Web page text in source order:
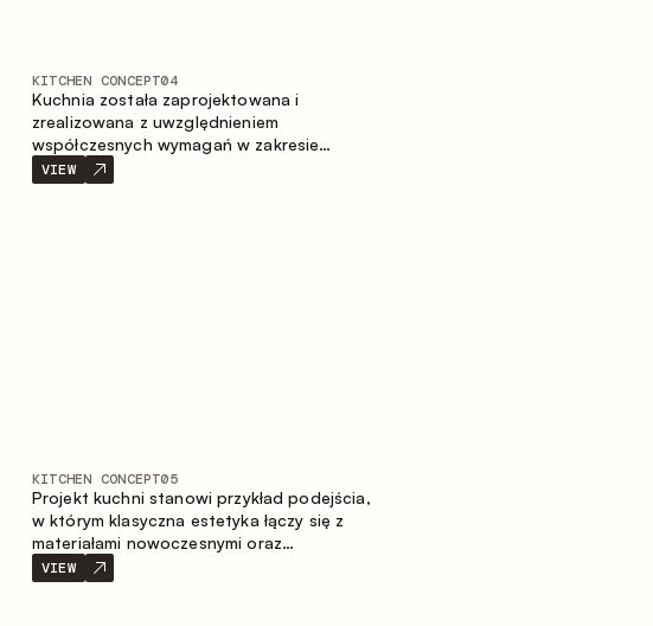
KITCHEN CONCEPT04
Kuchnia została zaprojektowana i
zrealizowana z uwzględnieniem
współczesnych wymagań w zakresie
funkcjonalności oraz estetyki. Połączenie
różnorodnych faktur tworzy spójną,
VIEW
KITCHEN CONCEPT05
Projekt kuchni stanowi przykład podejścia,
w którym klasyczna estetyka łączy się z
materiałami nowoczesnymi oraz
przemyślaną ergonomią. Jasna paleta
kolorystyczna, wyraźna geometria i
VIEW